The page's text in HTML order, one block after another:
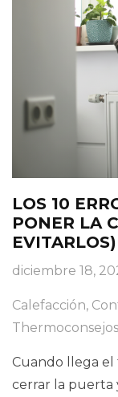
LOS 10
PONER LA
EVITARLOS)
diciembre 18,
Calefacción,
Cuando llega el
cerrar la puerta